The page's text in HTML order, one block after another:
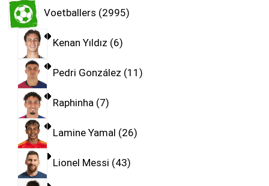
Voetballers 2995
Kenan Yıldız 6
Pedri González 11
Raphinha 7
Lamine Yamal 26
Lionel Messi 43